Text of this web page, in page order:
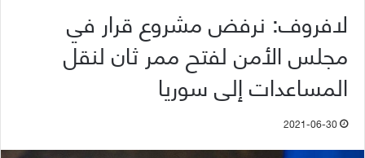
لافروف: نرفض مشروع قرار في
مجلس الأمن لفتح ممر ثان لنقل
المساعدات إلى سوريا
2021-06-30